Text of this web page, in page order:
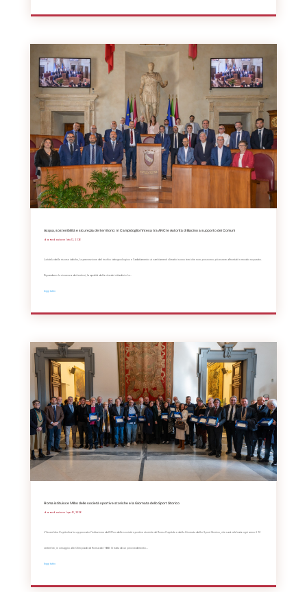
Acqua, sostenibilità e sicurezza del territorio: in Campidoglio l’intesa tra ANCI e Autorità di Bacino a supporto dei Comuni
da Redazione| Giu 12, 2026
La tutela delle risorse idriche, la prevenzione del rischio idrogeologico e l'adattamento ai cambiamenti climatici sono temi che non possono più essere affrontati in modo separato.
Riguardano la sicurezza dei territori, la qualità della vita dei cittadini e la...
leggi tutto
Roma istituisce l’Albo delle società sportive storiche e la Giornata dello Sport Storico
da Redazione| Apr 16, 2026
L’Assemblea Capitolina ha approvato l’istituzione dell’Albo delle società sportive storiche di Roma Capitale e della Giornata dello Sport Storico, che sarà celebrata ogni anno il 12
settembre, in omaggio alle Olimpiadi di Roma del 1960. Si tratta di un provvedimento...
leggi tutto